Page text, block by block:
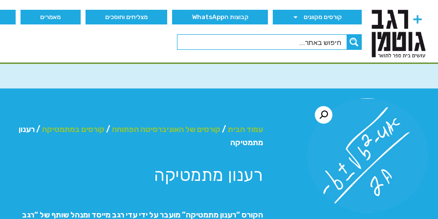
קורסים מקוונים קבוצות הWhatsApp מצליחים וחוסכים מאמרים
עמוד הבית / קורסים של האוניברסיטה הפתוחה / קורסים במתמטיקה / רענון
מתמטיקה
רענון מתמטיקה
הקורס “רענון מתמטיקה” מועבר על ידי עדי רגב מייסד ומנהל שותף של “רגב